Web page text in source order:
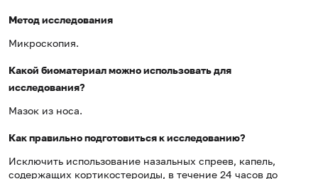
Метод исследования
Микроскопия.
Какой биоматериал можно использовать для
исследования?
Мазок из носа.
Как правильно подготовиться к исследованию?
Исключить использование назальных спреев, капель,
содержащих кортикостероиды, в течение 24 часов до